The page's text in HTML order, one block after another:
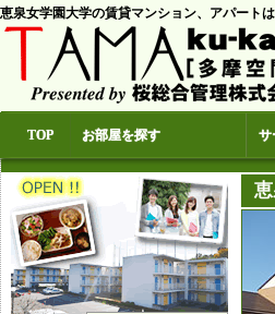
恵泉女学園大学の賃貸マンション、アパート
TOP お部屋を探す サ